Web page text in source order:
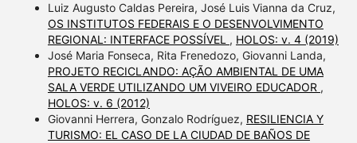
Luiz Augusto Caldas Pereira, José Luis Vianna da Cruz,
OS INSTITUTOS FEDERAIS E O DESENVOLVIMENTO
REGIONAL: INTERFACE POSSÍVEL , HOLOS: v. 4 (2019)
José Maria Fonseca, Rita Frenedozo, Giovanni Landa,
PROJETO RECICLANDO: AÇÃO AMBIENTAL DE UMA
SALA VERDE UTILIZANDO UM VIVEIRO EDUCADOR ,
HOLOS: v. 6 (2012)
Giovanni Herrera, Gonzalo Rodríguez, RESILIENCIA Y
TURISMO: EL CASO DE LA CIUDAD DE BAÑOS DE